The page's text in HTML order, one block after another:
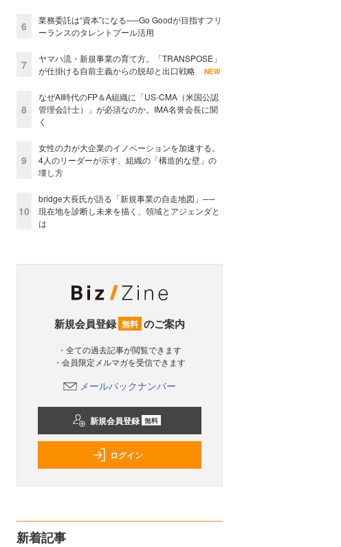
6
業務委託は“資本”になる──Go Goodが目指すフリ
ーランスのタレントプール活用
7
ヤマハ流・新規事業の育て方。「TRANSPOSE」
が仕掛ける自前主義からの脱却と出口戦略
NEW
8
なぜAI時代のFP＆A組織に「US-CMA（米国公認
管理会計士）」が必須なのか。IMA名誉会長に聞
く
9
女性の力が大企業のイノベーションを加速する。
4人のリーダーが示す、組織の「構造的な壁」の
壊し方
10
bridge大長氏が語る「新規事業の自走地図」──
現在地を診断し未来を描く、領域とアジェンダと
は
新規会員登録 無料 のご案内
・全ての過去記事が閲覧できます
・会員限定メルマガを受信できます
メールバックナンバー
新規会員登録 無料
ログイン
新着記事